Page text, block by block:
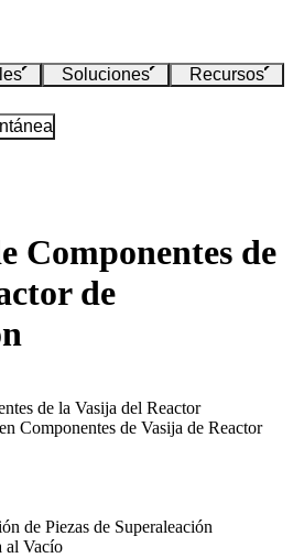
Soluciones Recursos
Componentes de
de
de la Vasija del Reactor
Componentes de Vasija de Reactor
de Piezas de Superaleación
al Vacío